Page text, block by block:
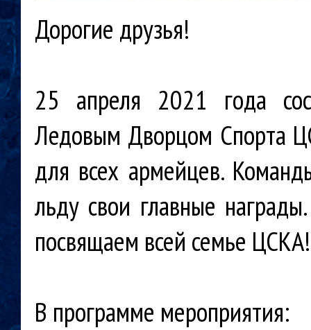
Дорогие друзья!
25 апреля 2021 года
Ледовым Дворцом Спорта
для всех армейцев.
льду свои главные
посвящаем всей семье ЦСКА!
В программе мероприятия: